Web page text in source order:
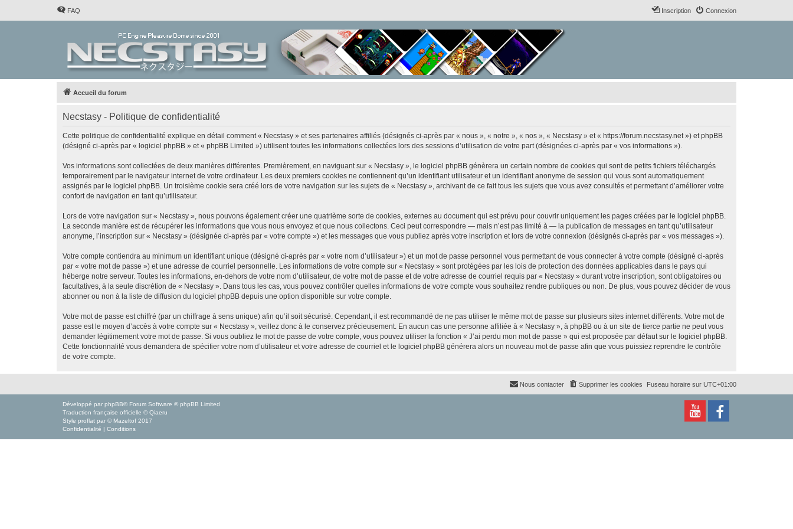
FAQ Connexion
Inscription
Accueil du forum
Necstasy - Politique de confidentialité
Cette politique de confidentialité explique en détail comment « Necstasy » et ses partenaires affiliés (désignés ci-après par « nous », « notre », « nos », « Necstasy » et « https://forum.necstasy.net ») et phpBB
(désigné ci-après par « logiciel phpBB » et « phpBB Limited ») utilisent toutes les informations collectées lors des sessions d’utilisation de votre part (désignées ci-après par « vos informations »).
Vos informations sont collectées de deux manières différentes. Premièrement, en naviguant sur « Necstasy », le logiciel phpBB génèrera un certain nombre de cookies qui sont de petits fichiers téléchargés
temporairement par le navigateur internet de votre ordinateur. Les deux premiers cookies ne contiennent qu’un identifiant utilisateur et un identifiant anonyme de session qui vous sont automatiquement
assignés par le logiciel phpBB. Un troisième cookie sera créé lors de votre navigation sur les sujets de « Necstasy », archivant de ce fait tous les sujets que vous avez consultés et permettant d’améliorer votre
confort de navigation en tant qu’utilisateur.
Lors de votre navigation sur « Necstasy », nous pouvons également créer une quatrième sorte de cookies, externes au document qui est prévu pour couvrir uniquement les pages créées par le logiciel phpBB.
La seconde manière est de récupérer les informations que vous nous envoyez et que nous collectons. Ceci peut correspondre — mais n’est pas limité à — la publication de messages en tant qu’utilisateur
anonyme, l’inscription sur « Necstasy » (désignée ci-après par « votre compte ») et les messages que vous publiez après votre inscription et lors de votre connexion (désignés ci-après par « vos messages »).
Votre compte contiendra au minimum un identifiant unique (désigné ci-après par « votre nom d’utilisateur ») et un mot de passe personnel vous permettant de vous connecter à votre compte (désigné ci-après
par « votre mot de passe ») et une adresse de courriel personnelle. Les informations de votre compte sur « Necstasy » sont protégées par les lois de protection des données applicables dans le pays qui
héberge notre serveur. Toutes les informations, en-dehors de votre nom d’utilisateur, de votre mot de passe et de votre adresse de courriel requis par « Necstasy » durant votre inscription, sont obligatoires ou
facultatives, à la seule discrétion de « Necstasy ». Dans tous les cas, vous pouvez contrôler quelles informations de votre compte vous souhaitez rendre publiques ou non. De plus, vous pouvez décider de vous
abonner ou non à la liste de diffusion du logiciel phpBB depuis une option disponible sur votre compte.
Votre mot de passe est chiffré (par un chiffrage à sens unique) afin qu’il soit sécurisé. Cependant, il est recommandé de ne pas utiliser le même mot de passe sur plusieurs sites internet différents. Votre mot de
passe est le moyen d’accès à votre compte sur « Necstasy », veillez donc à le conservez précieusement. En aucun cas une personne affiliée à « Necstasy », à phpBB ou à un site de tierce partie ne peut vous
demander légitimement votre mot de passe. Si vous oubliez le mot de passe de votre compte, vous pouvez utiliser la fonction « J’ai perdu mon mot de passe » qui est proposée par défaut sur le logiciel phpBB.
Cette fonctionnalité vous demandera de spécifier votre nom d’utilisateur et votre adresse de courriel et le logiciel phpBB générera alors un nouveau mot de passe afin que vous puissiez reprendre le contrôle
de votre compte.
Fuseau horaire sur UTC+01:00
Supprimer les cookies
Nous contacter
Développé par phpBB® Forum Software © phpBB Limited
Traduction française officielle © Qiaeru
Style proflat par © Mazeltof 2017
Confidentialité | Conditions